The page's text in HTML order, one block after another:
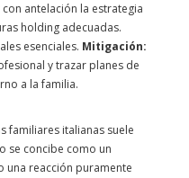
antelación la estrategia
holding adecuadas.
esenciales. Mitigación:
y trazar planes de
a la familia.
familiares italianas suele
se concibe como un
una reacción puramente